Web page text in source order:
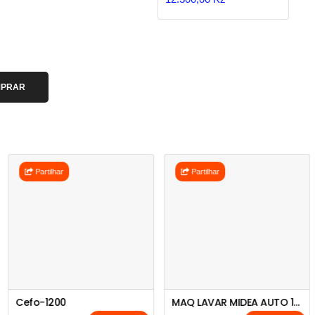
Partilhar
Cefo-1200
Partilhar
MAQ LAVAR MIDEA AUTO 12KG CZ MFC01W120BS-SKD